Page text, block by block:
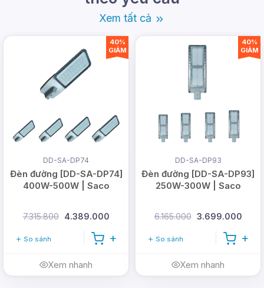
Đặc điểm và lợi ích của đèn SMD
Xem tất cả
DD-SA-DP74
Đèn đường [DD-SA-DP74]
400W-500W | Saco
7.315.800 4.389.000
So sánh
Xem nhanh
40%
GIẢM
DD-SA-DP93
Đèn đường [DD-SA-DP93]
250W-300W | Saco
6.165.000 3.699.000
So sánh
Xem nhanh
40%
GIẢM